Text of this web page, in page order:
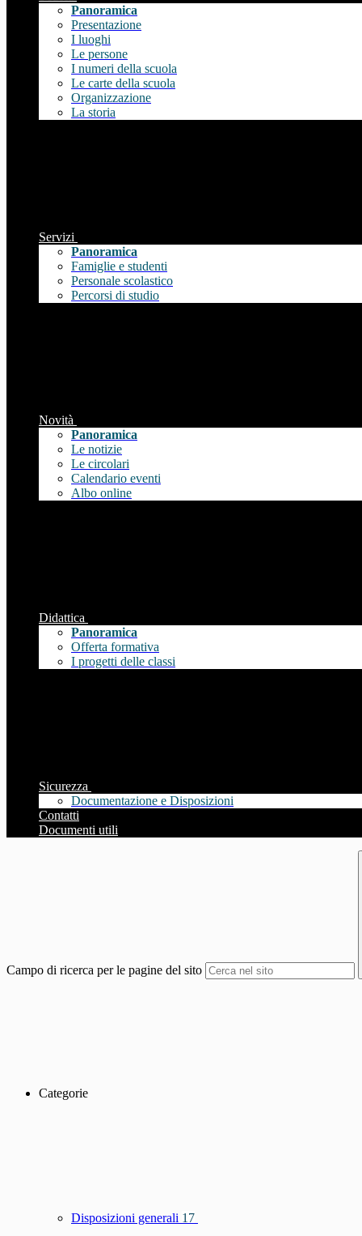
Panoramica
Presentazione
I luoghi
Le persone
I numeri della scuola
Le carte della scuola
Organizzazione
La storia
Servizi
Panoramica
Famiglie e studenti
Personale scolastico
Percorsi di studio
Novità
Panoramica
Le notizie
Le circolari
Calendario eventi
Albo online
Didattica
Panoramica
Offerta formativa
I progetti delle classi
Sicurezza
Documentazione e Disposizioni
Contatti
Documenti utili
Campo di ricerca per le pagine del sito
Categorie
Disposizioni generali 17